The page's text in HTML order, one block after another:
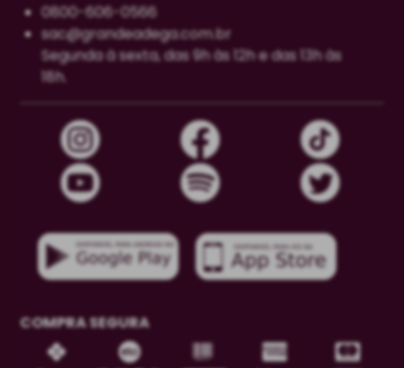
0800-606-0566
sac@grandeadega.com.br
Segunda à sexta, das 9h às 12h e das 13h às
18h.
COMPRA SEGURA